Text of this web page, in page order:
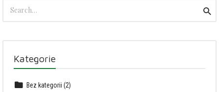
for:
Kategorie
Bez kategorii (2)